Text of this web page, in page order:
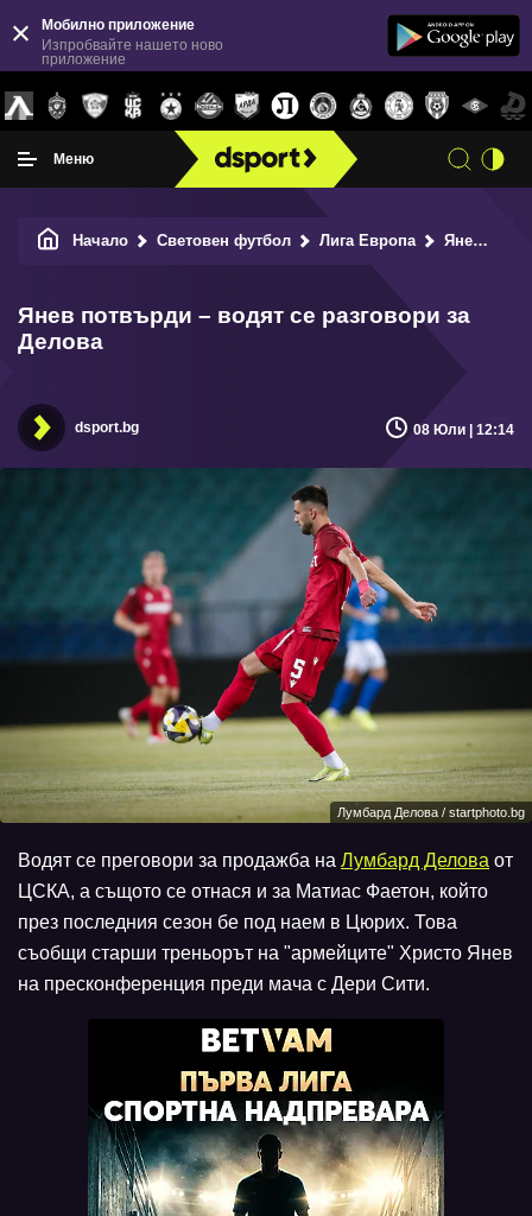
Мобилно приложение
Изпробвайте нашето ново
приложение
Меню
Начало Световен футбол Лига Европа Янев потвърди – водят се разговори за Делова
Янев потвърди – водят се разговори за
Делова
dsport.bg 08 Юли | 12:14
Лумбард Делова / startphoto.bg
Водят се преговори за продажба на Лумбард Делова от
ЦСКА, а същото се отнася и за Матиас Фаетон, който
през последния сезон бе под наем в Цюрих. Това
съобщи старши треньорът на "армейците" Христо Янев
на пресконференция преди мача с Дери Сити.